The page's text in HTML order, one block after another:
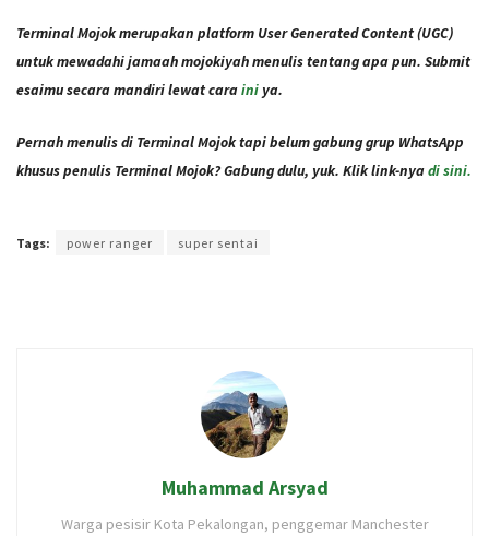
Terminal Mojok merupakan platform User Generated Content (UGC)
untuk mewadahi jamaah mojokiyah menulis tentang apa pun. Submit
esaimu secara mandiri lewat caraini ya.
Pernah menulis di Terminal Mojok tapi belum gabung grup WhatsApp
khusus penulis Terminal Mojok? Gabung dulu, yuk. Klik link-nyadi sini.
Tags: power ranger super sentai
Muhammad Arsyad
Warga pesisir Kota Pekalongan, penggemar Manchester